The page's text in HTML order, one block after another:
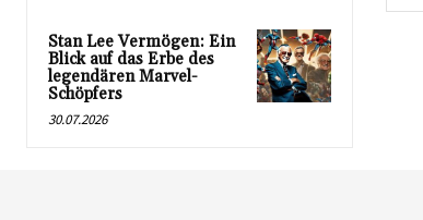
Stan Lee Vermögen: Ein
Blick auf das Erbe des
legendären Marvel-
Schöpfers
30.07.2026